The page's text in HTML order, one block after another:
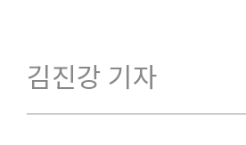
김진강 기자